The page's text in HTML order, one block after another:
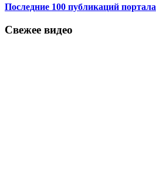
Последние 100 публикаций портала
Свежее видео